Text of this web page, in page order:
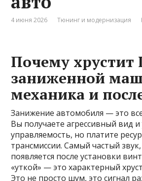
4 июня 2026 Тюнинг и модернизация
Почему
заниженной
механика и
Занижение автомобиля — это
Вы получаете агрессивный вид
управляемость, но платите
трансмиссии. Самый частый
появляется после установки
«уткой» — это характерный
Это не просто шум, это сигнал